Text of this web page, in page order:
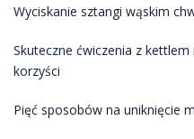
Wyciskanie sztangi wąskim
Skuteczne ćwiczenia z
korzyści
Pięć sposobów na uniknięcie